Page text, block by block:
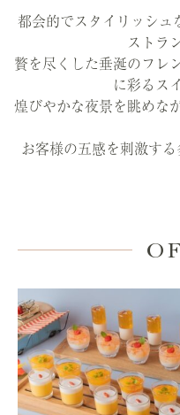
都会的でスタイリッシュ
ストラ
贅を尽くした垂涎のフレ
に彩るス
煌びやかな夜景を眺めな
お客様の五感を刺激す